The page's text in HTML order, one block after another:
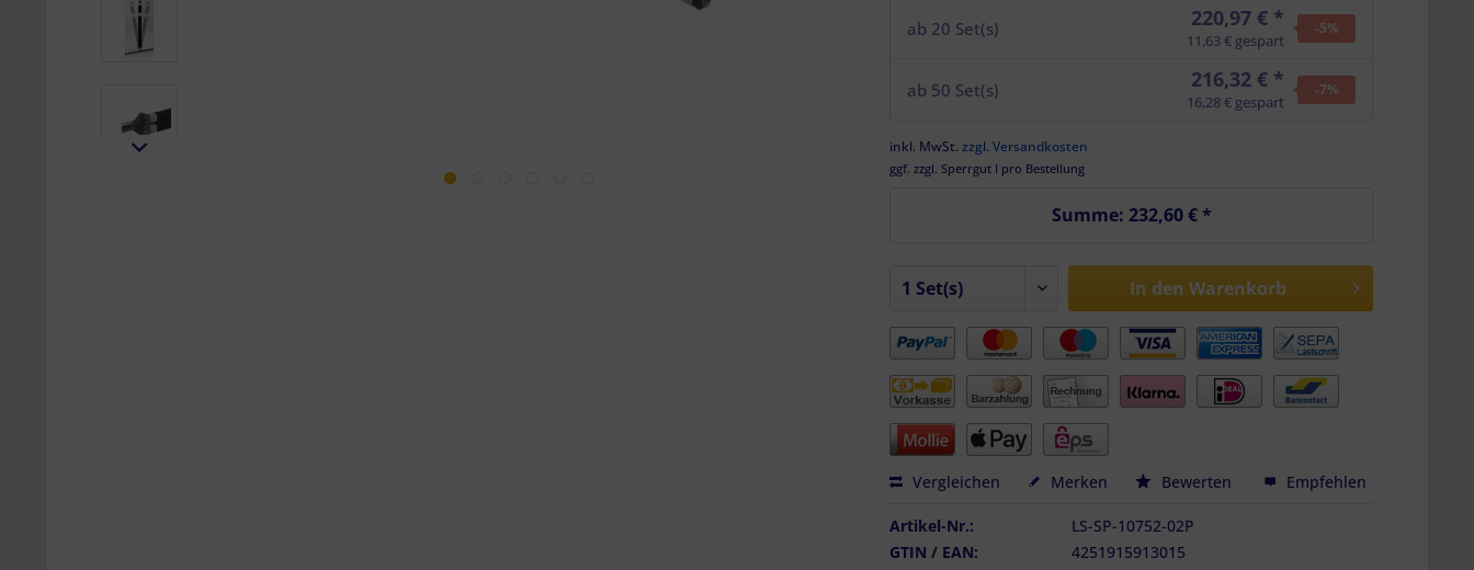
ab 20 Set(s) 220,97 € *
11,63 € gespart
-5%
ab 50 Set(s) 216,32 € *
16,28 € gespart
-7%
inkl. MwSt.zzgl. Versandkosten
ggf. zzgl. Sperrgut I pro Bestellung
Summe: 232,60 €*
In den Warenkorb
Vergleichen Merken Bewerten Empfehlen
Artikel-Nr.:
LS-SP-10752-02P
GTIN / EAN:
4251915913015